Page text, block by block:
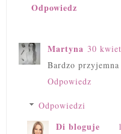
Odpowiedz
Martyna 30
Bardzo
Odpowiedz
Odpowiedzi
Di bloguje